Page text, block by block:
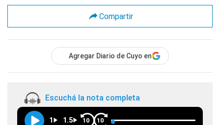
Compartir
Agregar Diario de Cuyo en
Escuchá la nota completa
1 1.5 10 10